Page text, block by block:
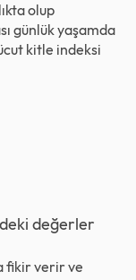
olup
günlük yaşamda
kitle indeksi
değerler
fikir verir ve